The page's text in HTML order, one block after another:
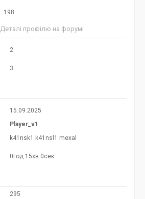
198
Деталі профілю на форумі
2
3
15.09.2025
Player_v1
k41nsk1 k41nsl1 mexal
0год 15хв 0сек
295